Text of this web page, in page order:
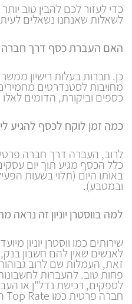
כדי לעזור לכם להבין טוב
לשאלות שאנחנו נשאלים
האם העברת כסף דרך חברה
כן. חברות בעלות רישיון
מחויבות לסטנדרטים
כספים וביקורת, הדומים
כמה זמן לוקח לכסף להגיע
לרוב, העברה דרך חברה
כלל הכסף מגיע תוך יום
באותו היום (תלוי בשעות
ובמטבע).
למה בווסטרן יוניון זה נראה
שירותים כמו ווסטרן יוניון
לאנשים שאין להם חשבון
זאת, העמלות שם לרוב
פחות טוב. להעברות
לספקים, רכישת נדל"ן או
חברה פרטית כמו Top Rate היא הפתרון המשתלם יותר.